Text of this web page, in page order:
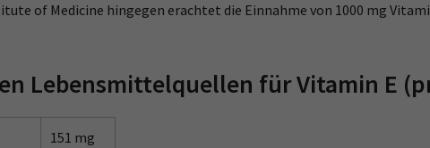
of Medicine hingegen erachtet die Einnahme von 1000 mg
Lebensmittelquellen für Vitamin E
151 mg